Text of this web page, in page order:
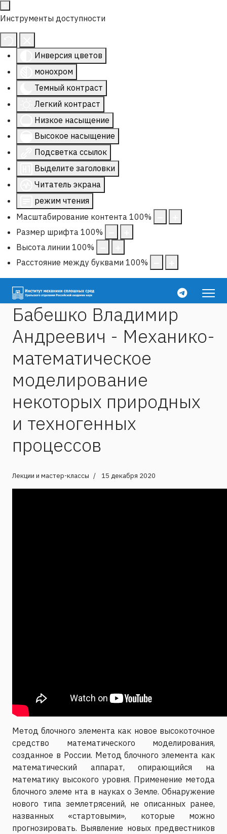
Инструменты доступности
Инверсия цветов
монохром
Темный контраст
Легкий контраст
Низкое насыщение
Высокое насыщение
Подсветка ссылок
Выделите заголовки
Читатель экрана
режим чтения
Масштабирование контента 100%
Размер шрифта 100%
Высота линии 100%
Расстояние между буквами 100%
Бабешко Владимир
Андреевич - Механико-
математическое
моделирование
некоторых природных
и техногенных
процессов
Лекции и мастер-классы 15 декабря 2020
Метод блочного элемента как новое высокоточное
средство математического моделирования,
созданное в России. Метод блочного элемента как
математический аппарат, опирающийся на
математику высокого уровня. Применение метода
блочного элеме нта в науках о Земле. Обнаружение
нового типа землетрясений, не описанных ранее,
названных «стартовыми», которые можно
прогнозировать. Выявление новых предвестников